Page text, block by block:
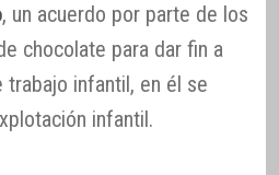
, un acuerdo por parte de los
chocolate para dar fin a
infantil, en él se
infantil.